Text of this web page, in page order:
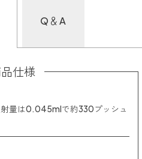
Q＆A
仕様
量は0.045mlで約330プッシュ